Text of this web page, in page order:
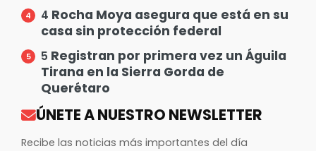
4 Rocha Moya asegura que está en su
casa sin protección federal
5 Registran por primera vez un Águila
Tirana en la Sierra Gorda de
Querétaro
ÚNETE A NUESTRO NEWSLETTER
Recibe las noticias más importantes del día